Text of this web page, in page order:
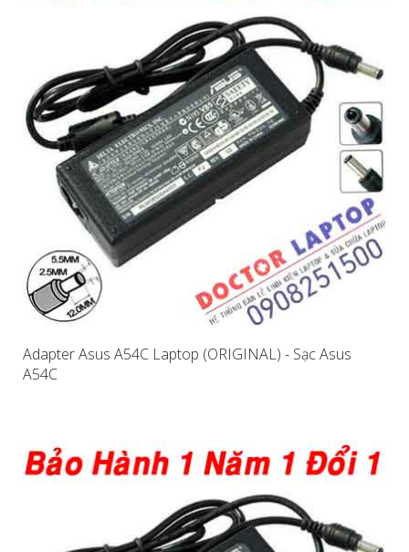
Adapter Asus A54C Laptop (ORIGINAL) - Sạc Asus
A54C